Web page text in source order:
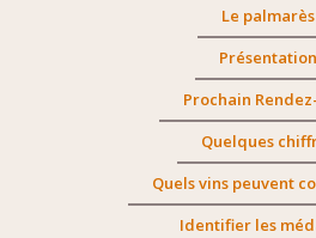
Le palmarès
Présentation
Prochain
Quelques
Quels vins peuvent
Identifier les